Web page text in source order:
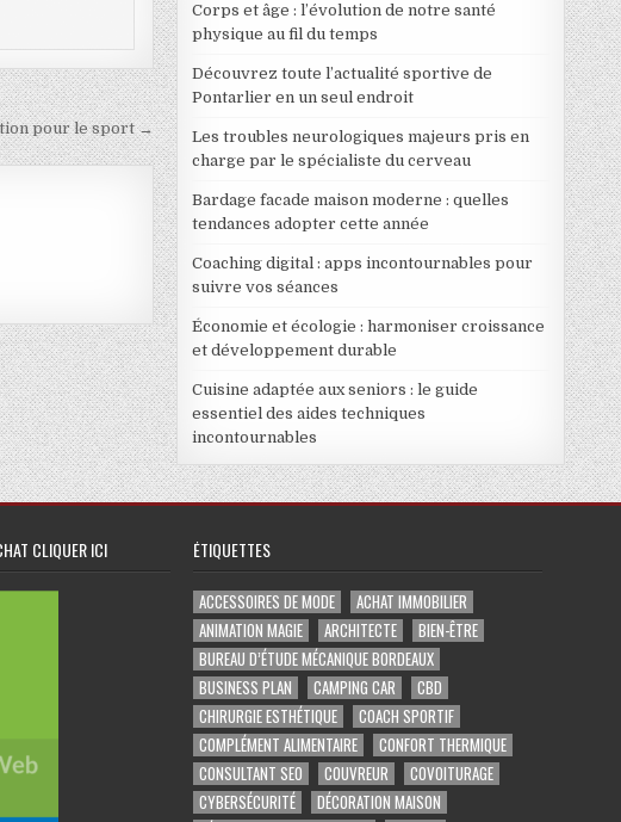
pour le sport →
Corps et âge : l’évolution de notre santé
physique au fil du temps
Découvrez toute l’actualité sportive de
Pontarlier en un seul endroit
Les troubles neurologiques majeurs pris en
charge par le spécialiste du cerveau
Bardage facade maison moderne : quelles
tendances adopter cette année
Coaching digital : apps incontournables pour
suivre vos séances
Économie et écologie : harmoniser croissance
et développement durable
Cuisine adaptée aux seniors : le guide
essentiel des aides techniques
incontournables
CLIQUER ICI ÉTIQUETTES
ACCESSOIRES DE MODE
ACHAT IMMOBILIER
ANIMATION MAGIE
ARCHITECTE
BIEN-ÊTRE
BUREAU D’ÉTUDE MÉCANIQUE BORDEAUX
BUSINESS PLAN
CAMPING CAR
CBD
CHIRURGIE ESTHÉTIQUE
COACH SPORTIF
COMPLÉMENT ALIMENTAIRE
CONFORT THERMIQUE
CONSULTANT SEO
COUVREUR
COVOITURAGE
CYBERSÉCURITÉ
DÉCORATION MAISON